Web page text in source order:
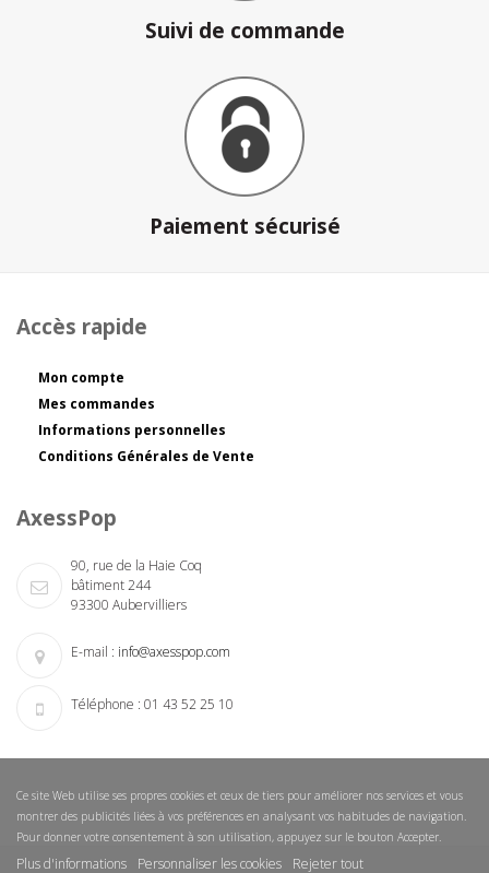
Suivi de commande
Paiement sécurisé
Accès rapide
Mon compte
Mes commandes
Informations personnelles
Conditions Générales de Vente
AxessPop
90, rue de la Haie Coq
bâtiment 244
93300 Aubervilliers
E-mail : info@axesspop.com
Téléphone : 01 43 52 25 10
Ce site Web utilise ses propres cookies et ceux de tiers pour améliorer nos services et vous
montrer des publicités liées à vos préférences en analysant vos habitudes de navigation.
Pour donner votre consentement à son utilisation, appuyez sur le bouton Accepter.
Plus d'informations Personnaliser les cookies Rejeter tout